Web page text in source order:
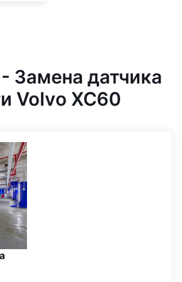
Замена датчика
Volvo XC60